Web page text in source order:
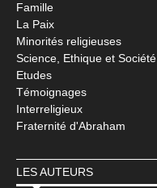
Famille
La Paix
Minorités religieuses
Science, Ethique et Société
Etudes
Témoignages
Interreligieux
Fraternité d'Abraham
LES AUTEURS